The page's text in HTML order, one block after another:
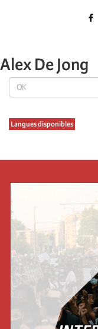
OK
Langues disponibles
Alex De Jong